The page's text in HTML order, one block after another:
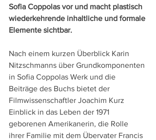
Sofia Coppolas vor und macht plastisch
wiederkehrende inhaltliche und formale
Elemente sichtbar.
Nach einem kurzen Überblick Karin
Nitzschmanns über Grundkomponenten
in Sofia Coppolas Werk und die
Beiträge des Buchs bietet der
Filmwissenschaftler Joachim Kurz
Einblick in das Leben der 1971
geborenen Amerikanerin, die Rolle
ihrer Familie mit dem Übervater Francis